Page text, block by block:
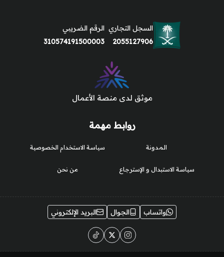
روابط مهمة
المدونة
سياسة الاستبدال و الإسترجاع
سياسة الاستخدام الخصوصية
من نحن
السجل التجاري
2055127906
الرقم الضريبي
310574191500003
موثق لدى منصة الأعمال
واتساب الجوال البريد الإلكتروني